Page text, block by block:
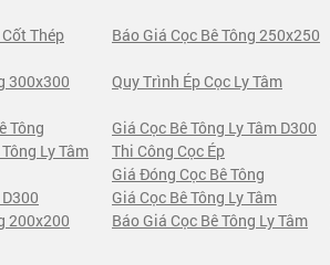
Thép Báo Giá Cọc Bê Tông 250x250
300x300 Quy Trình Ép Cọc Ly Tâm
Tông Giá Cọc Bê Tông Ly Tâm D300
Ly Tâm
Thi Công Cọc Ép
Giá Đóng Cọc Bê Tông
Giá Cọc Bê Tông Ly Tâm
200x200 Báo Giá Cọc Bê Tông Ly Tâm